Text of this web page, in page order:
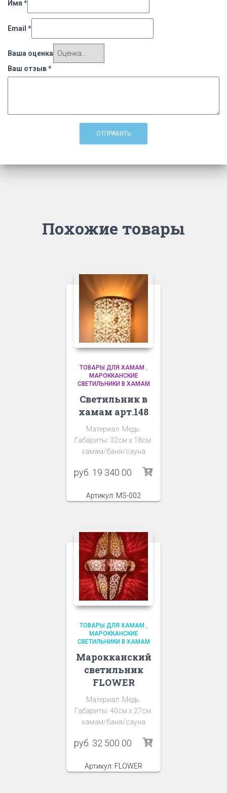
Имя *
Email *
Ваша оценка
Ваш отзыв*
Похожие товары
ТОВАРЫ ДЛЯ ХАМАМ ,
МАРОККАНСКИЕ
СВЕТИЛЬНИКИ В ХАМАМ
Светильник в
хамам арт.148
Материал: Медь.
Габариты: 32см х 18см.
хамам/баня/сауна
руб. 19 340 00
Артикул: MS-002
ТОВАРЫ ДЛЯ ХАМАМ ,
МАРОККАНСКИЕ
СВЕТИЛЬНИКИ В ХАМАМ
Марокканский
светильник
FLOWER
Материал: Медь.
Габариты: 40см х 27см.
хамам/баня/сауна
руб. 32 500 00
Артикул: FLOWER